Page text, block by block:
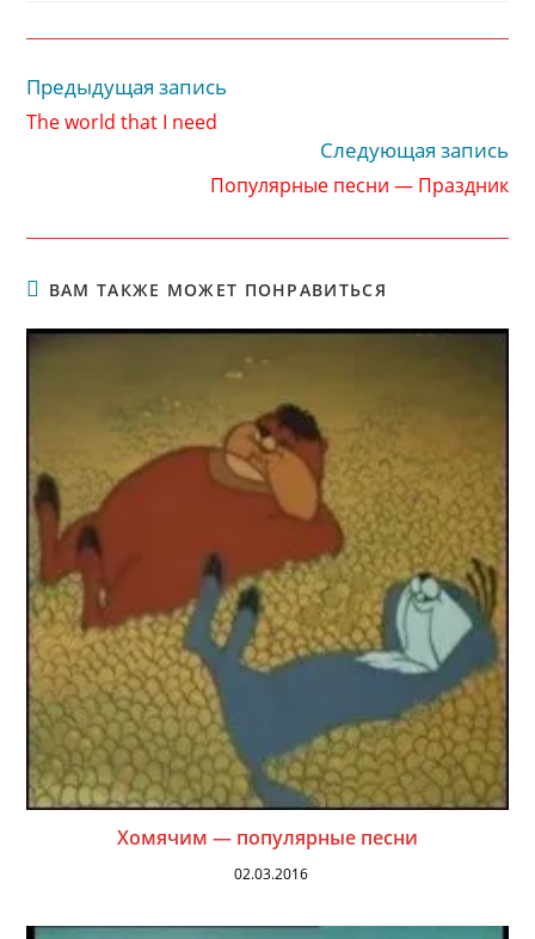
Читать
далее
статьи
Предыдущая запись
The world that I need
Следующая запись
Популярные песни — Праздник
ВАМ ТАКЖЕ МОЖЕТ ПОНРАВИТЬСЯ
Хомячим — популярные песни
02.03.2016